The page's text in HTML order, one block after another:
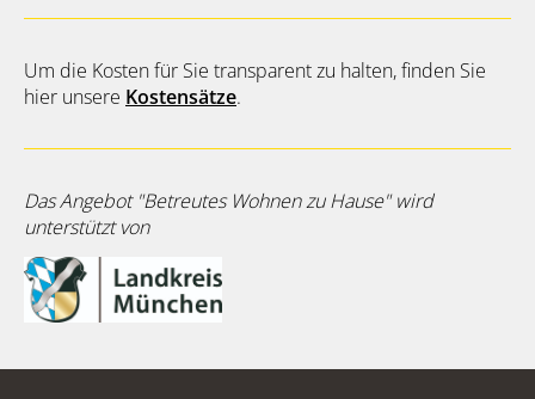
Um die Kosten für Sie transparent zu halten, finden Sie
hier unsere Kostensätze.
Das Angebot "Betreutes Wohnen zu Hause" wird
unterstützt von